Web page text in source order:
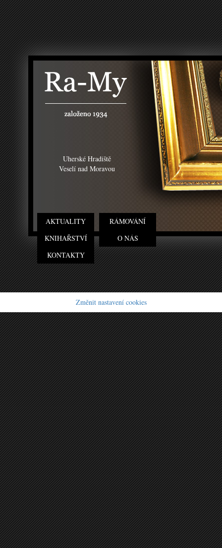
Uherské Hradiště
Veselí nad Moravou
AKTUALITY
RÁMOVÁNÍ
KNIHAŘSTVÍ
O NÁS
KONTAKTY
Změnit nastavení cookies